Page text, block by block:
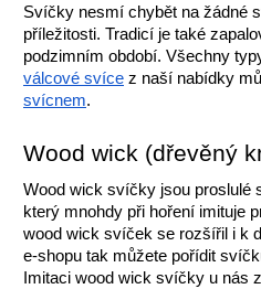
Svíčky nesmí chybět na žádné
příležitosti. Tradicí je také
válcové svíce
svícnem.
Wood wick (dřevěný
Wood wick svíčky jsou proslulé
který mnohdy při hoření imituje
wood wick svíček se rozšířil i k
e-shopu tak můžete pořídit
Imitaci wood wick svíčky u nás